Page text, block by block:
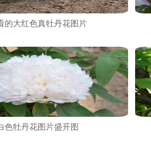
的大红色真牡丹花图片
色牡丹花图片盛开图